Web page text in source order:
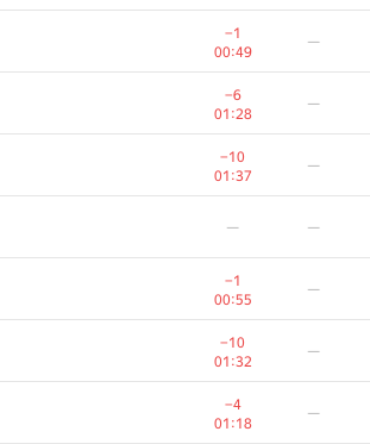
−1
00:49
—
−6
01:28
—
−10
01:37
—
— —
−1
00:55
—
−10
01:32
—
−4
01:18
—